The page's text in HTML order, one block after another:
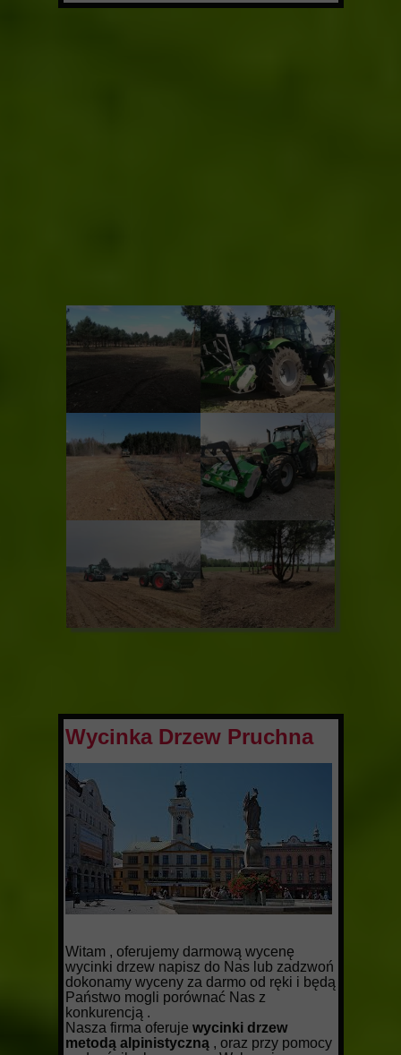
Wycinka Drzew Pruchna
Witam , oferujemy darmową wycenę
wycinki drzew napisz do Nas lub zadzwoń
dokonamy wyceny za darmo od ręki i będą
Państwo mogli porównać Nas z
konkurencją .
Nasza firma oferuje wycinki drzew
metodą alpinistyczną , oraz przy pomocy